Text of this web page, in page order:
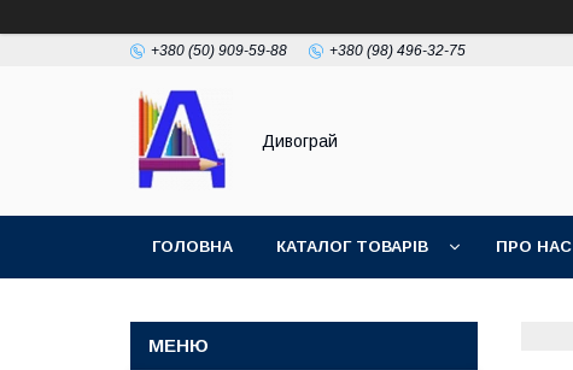
+380 (50) 909-59-88 +380 (98) 496-32-75
Дивограй
ГОЛОВНА КАТАЛОГ ТОВАРІВ ПРО НАС